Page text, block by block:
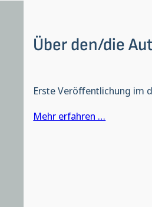
Über den/die
Erste Veröffentlichung im
Mehr erfahren …